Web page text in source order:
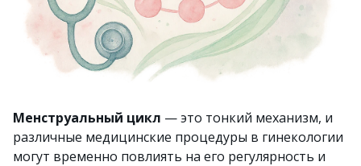
Менструальный цикл — это тонкий механизм, и
различные медицинские процедуры в гинекологии
могут временно повлиять на его регулярность и